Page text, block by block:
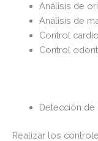
Análisis de
Análisis de
Control
Control
Detección de
Realizar los